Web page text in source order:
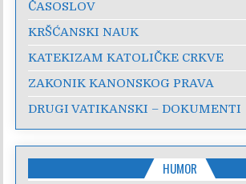
ČASOSLOV
KRŠĆANSKI NAUK
KATEKIZAM KATOLIČKE CRKVE
ZAKONIK KANONSKOG PRAVA
DRUGI VATIKANSKI – DOKUMENTI
HUMOR